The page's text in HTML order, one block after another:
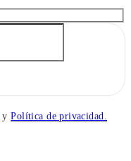
yPolítica de privacidad.